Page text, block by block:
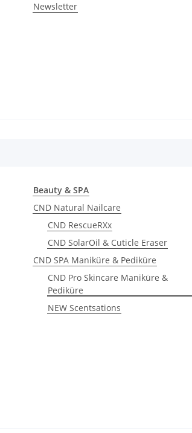
Newsletter
Beauty & SPA
CND Natural Nailcare
CND RescueRXx
CND SolarOil & Cuticle Eraser
CND SPA Maniküre & Pediküre
CND Pro Skincare Maniküre &
Pediküre
NEW Scentsations